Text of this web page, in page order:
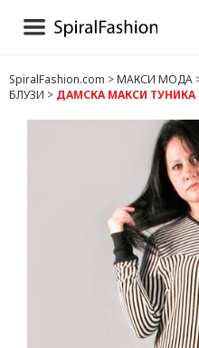
БЛУЗИ И РОКЛИ
БЕЛЬО
ЧОРАПИ И ЧОРАПОГАЩИ
ДАМСКИ ДРЕХИ
SpiralFashion.com >МАКСИ МОДА
БЛУЗИ > ДАМСКА МАКСИ ТУНИКА